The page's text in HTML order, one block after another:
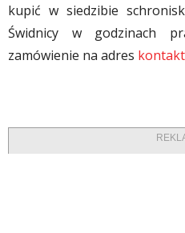
kupić w siedzibie
Świdnicy w godzinach
zamówienie na adres